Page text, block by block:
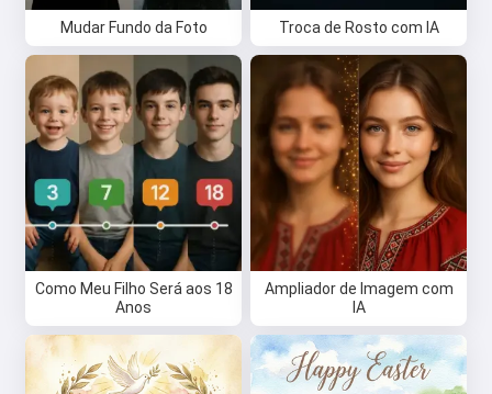
Mudar Fundo da Foto Troca de Rosto com IA
Como Meu Filho Será aos 18
Anos
Ampliador de Imagem com
IA